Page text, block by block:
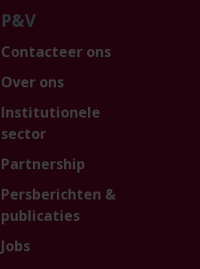
P&V
Contacteer ons
Over ons
Institutionele
sector
Partnership
Persberichten &
publicaties
Jobs